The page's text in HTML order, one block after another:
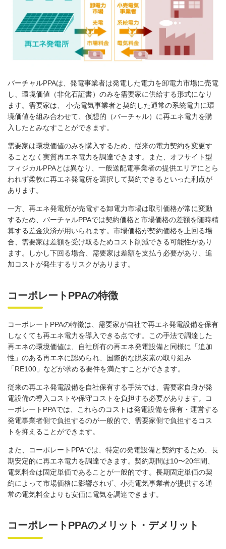
バーチャルPPAは、発電事業者は発電した電力を卸電力市場に売電
し、環境価値（非化石証書）のみを需要家に供給する形式になり
ます。需要家は、
小売電気事業者と契約した通常の系統電力に環
境価値を組み合わせて、仮想的（バーチャル）に再エネ電力を購
入したとみなすことができます。
需要家は環境価値のみを購入するため、従来の電力契約を変更す
ることなく実質再エネ電力を調達できます。また、オフサイト型
フィジカルPPAとは異なり、一般送配電事業者の提供エリアにとら
われず柔軟に再エネ発電所を選択して契約できるといった利点が
あります。
一方、再エネ発電所が売電する卸電力市場は取引価格が常に変動
するため、バーチャルPPAでは契約価格と市場価格の差額を随時精
算する差金決済が用いられます。市場価格が契約価格を上回る場
合、需要家は差額を受け取るためコスト削減できる可能性があり
ます。しかし下回る場合、需要家は差額を支払う必要があり、追
加コストが発生するリスクがあります。
コーポレートPPAの特徴
コーポレート PPAの特徴は、需要家が自社で再エネ発電設備を保有
しなくても再エネ電力を導入できる点です。この手法で調達した
再エネの環境価値は、自社所有の再エネ発電設備と同様に「追加
性」のある再エネに認められ、国際的な脱炭素の取り組み
「RE100 」などが求める要件を満たすことができます。
従来の再エネ発電設備を自社保有する手法では、需要家自身が発
電設備の導入コストや保守コストを負担する必要があります。コ
ーポレート PPAでは、これらのコストは発電設備を保有・運営する
発電事業者側で負担するのが一般的で、需要家側で負担するコス
トを抑えることができます。
また、コーポレート PPAでは、特定の発電設備と契約するため、長
期安定的に再エネ電力を調達できます。契約期間は10〜20年間、
電気料金は固定単価であることが一般的です。長期固定単価の契
約によって市場価格に影響されず、小売電気事業者が提供する通
常の電気料金よりも安価に電気を調達できます。
コーポレートPPAのメリット・デメリット